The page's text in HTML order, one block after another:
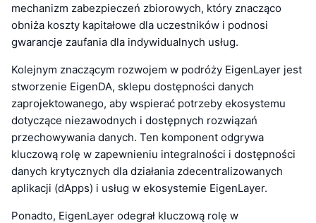
mechanizm zabezpieczeń zbiorowych, który znacząco
obniża koszty kapitałowe dla uczestników i podnosi
gwarancje zaufania dla indywidualnych usług.
Kolejnym znaczącym rozwojem w podróży EigenLayer jest
stworzenie EigenDA, sklepu dostępności danych
zaprojektowanego, aby wspierać potrzeby ekosystemu
dotyczące niezawodnych i dostępnych rozwiązań
przechowywania danych. Ten komponent odgrywa
kluczową rolę w zapewnieniu integralności i dostępności
danych krytycznych dla działania zdecentralizowanych
aplikacji (dApps) i usług w ekosystemie EigenLayer.
Ponadto, EigenLayer odegrał kluczową rolę w